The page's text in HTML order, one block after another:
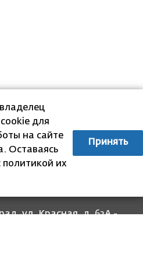
ул. Красная, д. 63А -
для
на сайте
Оставаясь
политикой их
Принять